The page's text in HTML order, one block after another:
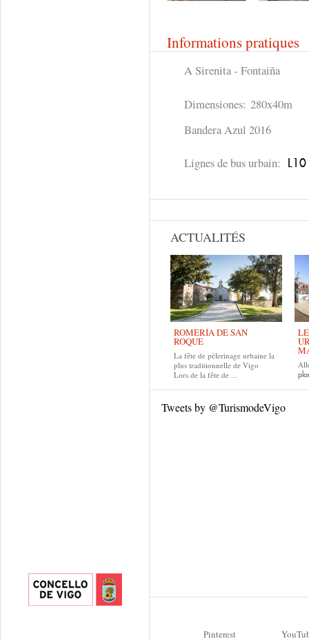
Informations pratiques
A Sirenita - Fontaiña
Dimensiones: 280x40m
Bandera Azul 2016
Lignes de bus urbain: L10
ACTUALITÉS
ROMERÍA DE SAN
ROQUE
La fête de pèlerinage urbaine la
plus traditionnelle de Vigo
Lors de la fête de ...
Tweets by @TurismodeVigo
Pinterest